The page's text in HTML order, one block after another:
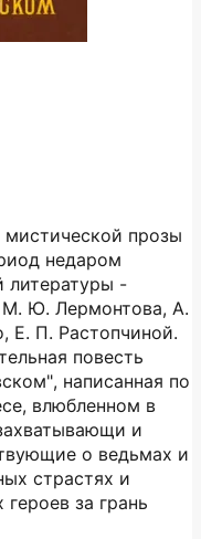
прозы
недаром
литературы -
Ю. Лермонтова, А.
Е. П. Растопчиной.
повесть
написанная по
влюбленном в
и
о ведьмах и
страстях и
за грань